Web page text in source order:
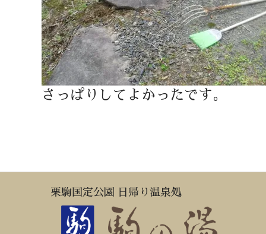
さっぱりしてよかったです。
栗駒国定公園 日帰り温泉処